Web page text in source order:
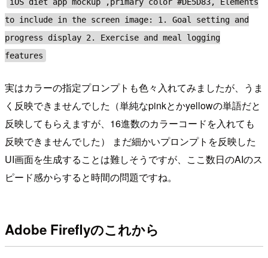
to include in the screen image: 1. Goal setting and
progress display 2. Exercise and meal logging
features
実はカラーの指定プロンプトも色々入れてみましたが、うま
く反映できませんでした（単純なpinkとかyellowの単語だと
反映してもらえますが、16進数のカラーコードを入れても
反映できませんでした） まだ細かいプロンプトを反映した
UI画面を生成することは難しそうですが、ここ数日のAIのス
ピード感からすると時間の問題ですね。
Adobe Fireflyのこれから